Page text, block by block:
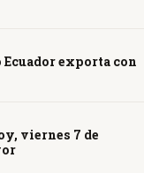
exporta con
viernes 7 de